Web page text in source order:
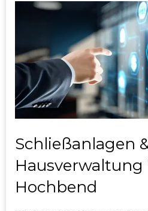
Schließanlagen
Hausverwaltung
Hochbend